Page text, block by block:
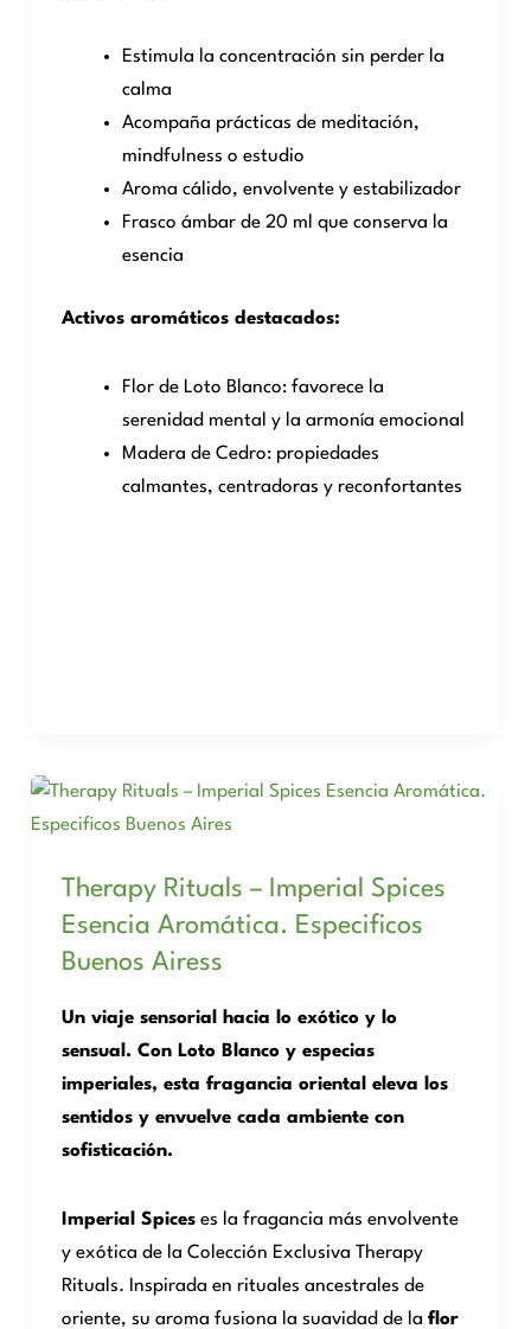
Estimula la concentración sin perder la
calma
Acompaña prácticas de meditación,
mindfulness o estudio
Aroma cálido, envolvente y estabilizador
Frasco ámbar de 20 ml que conserva la
esencia
Activos aromáticos destacados:
Flor de Loto Blanco: favorece la
serenidad mental y la armonía emocional
Madera de Cedro: propiedades
calmantes, centradoras y reconfortantes
Therapy Rituals – Imperial Spices
Esencia Aromática. Especificos
Buenos Airess
Un viaje sensorial hacia lo exótico y lo
sensual. Con Loto Blanco y especias
imperiales, esta fragancia oriental eleva los
sentidos y envuelve cada ambiente con
sofisticación.
Imperial Spiceses la fragancia más envolvente
y exótica de la Colección Exclusiva Therapy
Rituals. Inspirada en rituales ancestrales de
oriente, su aroma fusiona la suavidad de la flor